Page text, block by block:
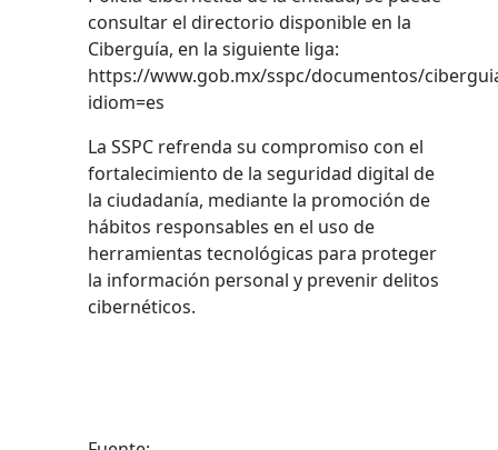
consultar el directorio disponible en la
Ciberguía, en la siguiente liga:
https://www.gob.mx/sspc/documentos/
idiom=es
La SSPC refrenda su compromiso con el
fortalecimiento de la seguridad digital de
la ciudadanía, mediante la promoción de
hábitos responsables en el uso de
herramientas tecnológicas para proteger
la información personal y prevenir delitos
cibernéticos.